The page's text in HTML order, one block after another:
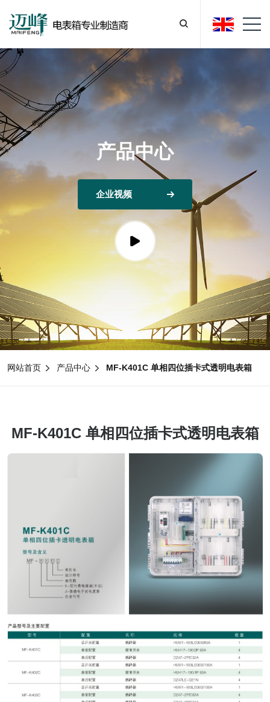
产品中心
企业视频
网站首页 产品中心 MF-K401C 单相四位插卡式透明电表箱
MF-K401C 单相四位插卡式透明电表箱